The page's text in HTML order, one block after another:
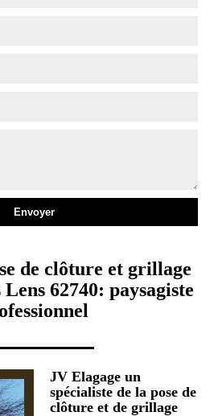
de clôture et grillage
62740: paysagiste
JV Elagage un
spécialiste de la pose de
clôture et de grillage